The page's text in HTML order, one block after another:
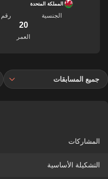
المملكة المتحدة
الجنسية
20
العمر
جميع المسابقات
المشاركات
التشكيلة الأساسية